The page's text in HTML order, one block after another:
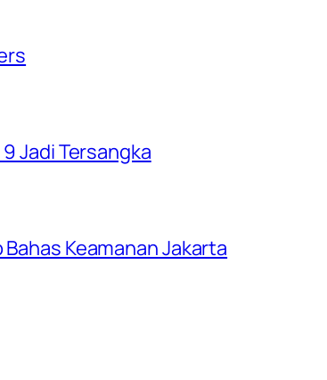
Jadi Tersangka
Keamanan Jakarta